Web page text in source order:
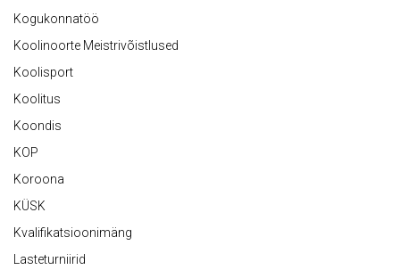
Kogukonnatöö
Koolinoorte Meistrivõistlused
Koolisport
Koolitus
Koondis
KOP
Koroona
KÜSK
Kvalifikatsioonimäng
Lasteturniirid